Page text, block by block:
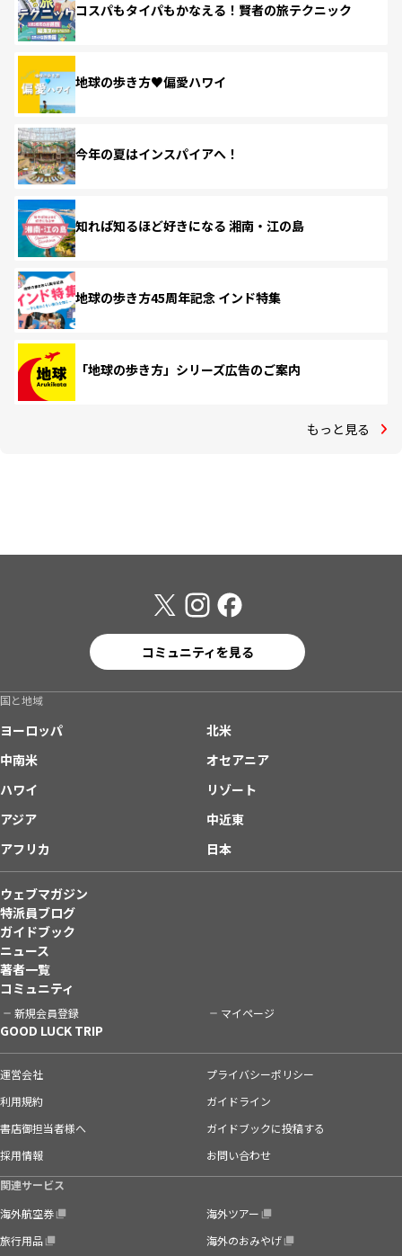
コスパもタイパもかなえる！賢者の旅テクニック
地球の歩き方♥偏愛ハワイ
今年の夏はインスパイアへ！
知れば知るほど好きになる 湘南・江の島
地球の歩き方45周年記念 インド特集
「地球の歩き方」シリーズ広告のご案内
もっと見る
コミュニティを見る
国と地域
ヨーロッパ
北米
中南米
オセアニア
ハワイ
リゾート
アジア
中近東
アフリカ
日本
ウェブマガジン
特派員ブログ
ガイドブック
ニュース
著者一覧
コミュニティ
新規会員登録 マイページ
GOOD LUCK TRIP
運営会社
プライバシーポリシー
利用規約
ガイドライン
書店御担当者様へ
ガイドブックに投稿する
採用情報
お問い合わせ
関連サービス
海外航空券
海外ツアー
旅行用品
海外のおみやげ